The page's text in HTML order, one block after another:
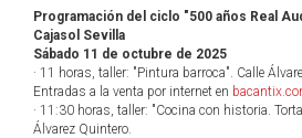
Programación del ciclo "500 años Real
Cajasol Sevilla
Sábado 11 de octubre de 2025
· 11 horas, taller: "Pintura barroca". Calle
Entradas a la venta por internet en
· 11:30 horas, taller: "Cocina con historia.
Álvarez Quintero.